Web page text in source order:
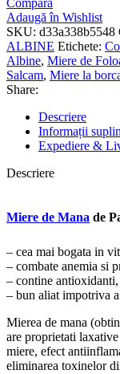
Compară
Adaugă în Wishlist
SKU: d33a338b5548
ALBINE Etichete:
Albine, Miere de
Salcam, Miere la
Share:
Descriere
Informații
Expediere &
Descriere
Miere de Mana de
– cea mai bogata in
– combate anemia si
– contine
– bun aliat impotriva
Mierea de mana
are proprietati
miere, efect
eliminarea toxinelor